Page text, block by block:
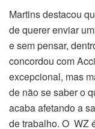
Martins destacou
de querer enviar
e sem pensar,
concordou com
excepcional, mas
de não se saber o
acaba afetando a
de trabalho. O WZ